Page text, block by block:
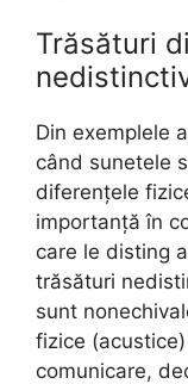
Trăsături
Din exemplele
când sunetele
diferențele
importanță în
care le disting
trăsături
sunt
fizice
comunicare,